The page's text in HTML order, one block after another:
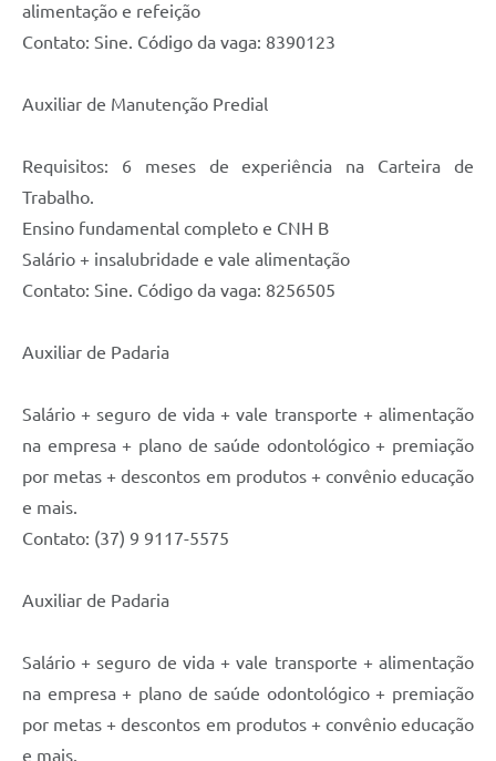
alimentação e refeição
Contato: Sine. Código da vaga: 8390123
Auxiliar de Manutenção Predial
Requisitos: 6 meses de experiência na Carteira de
Trabalho.
Ensino fundamental completo e CNH B
Salário + insalubridade e vale alimentação
Contato: Sine. Código da vaga: 8256505
Auxiliar de Padaria
Salário + seguro de vida + vale transporte + alimentação
na empresa + plano de saúde odontológico + premiação
por metas + descontos em produtos + convênio educação
e mais.
Contato: (37) 9 9117-5575
Auxiliar de Padaria
Salário + seguro de vida + vale transporte + alimentação
na empresa + plano de saúde odontológico + premiação
por metas + descontos em produtos + convênio educação
e mais.